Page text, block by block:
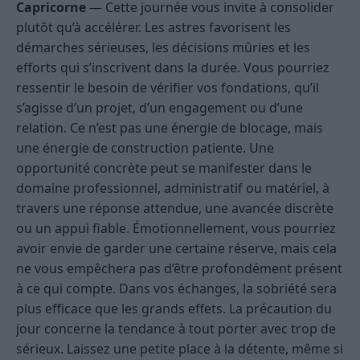
Capricorne — Cette journée vous invite à consolider
plutôt qu’à accélérer. Les astres favorisent les
démarches sérieuses, les décisions mûries et les
efforts qui s’inscrivent dans la durée. Vous pourriez
ressentir le besoin de vérifier vos fondations, qu’il
s’agisse d’un projet, d’un engagement ou d’une
relation. Ce n’est pas une énergie de blocage, mais
une énergie de construction patiente. Une
opportunité concrète peut se manifester dans le
domaine professionnel, administratif ou matériel, à
travers une réponse attendue, une avancée discrète
ou un appui fiable. Émotionnellement, vous pourriez
avoir envie de garder une certaine réserve, mais cela
ne vous empêchera pas d’être profondément présent
à ce qui compte. Dans vos échanges, la sobriété sera
plus efficace que les grands effets. La précaution du
jour concerne la tendance à tout porter avec trop de
sérieux. Laissez une petite place à la détente, même si